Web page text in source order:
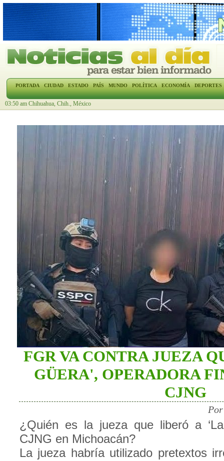
PORTADA CIUDAD ESTADO PAÍS MUNDO POLÍTICA ECONOMÍA DEPORTES
03:50 am Chihuahua, Chih., México
FGR VA CONTRA JUEZA
GÜERA', OPERADORA
CJNG
¿Quién es la jueza que liberó a
CJNG en Michoacán?
La jueza habría utilizado pretextos